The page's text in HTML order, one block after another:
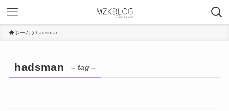
ホーム hadsman
hadsman – tag –